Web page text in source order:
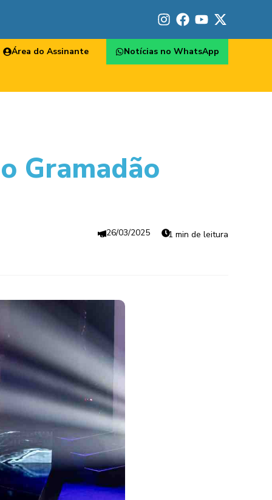
Área do Assinante Notícias no WhatsApp
Gramadão
26/03/2025 1 min de leitura